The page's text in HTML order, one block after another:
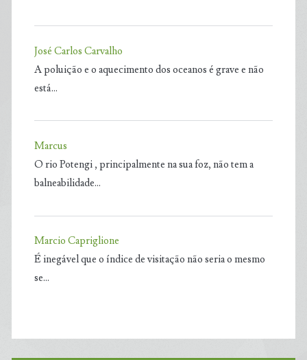
José Carlos Carvalho
A poluição e o aquecimento dos oceanos é grave e não
está…
Marcus
O rio Potengi , principalmente na sua foz, não tem a
balneabilidade…
Marcio Capriglione
É inegável que o índice de visitação não seria o mesmo
se…